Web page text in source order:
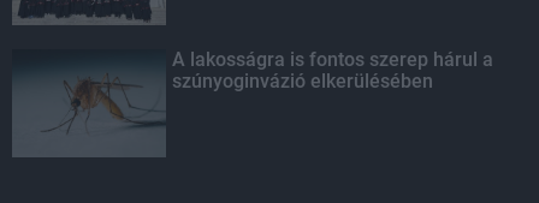
A lakosságra is fontos szerep hárul a
szúnyoginvázió elkerülésében